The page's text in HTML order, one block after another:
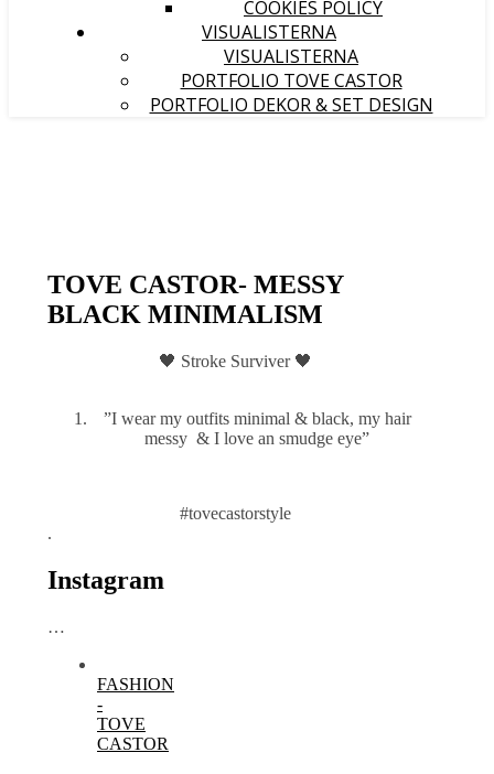
COOKIES POLICY
VISUALISTERNA
VISUALISTERNA
PORTFOLIO TOVE CASTOR
PORTFOLIO DEKOR & SET DESIGN
TOVE CASTOR- MESSY
BLACK MINIMALISM
🖤 Stroke Surviver 🖤
”I wear my outfits minimal & black, my hair
messy & I love an smudge eye”
#tovecastorstyle
.
Instagram
…
FASHION
-
TOVE
CASTOR